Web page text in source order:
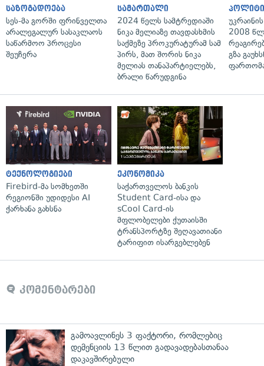
საზოგადოება
სეს-მა გორში ფრინველთა
არალეგალურ სასაკლაოს
საწარმოო პროცესი
შეუჩერა
სამართალი
2024 წელს სამტრედიაში
ნიკა მელიაზე თავდასხმის
საქმეზე პროკურატურამ სამ
პირს, მათ შორის ნიკა
მელიას თანაპარტიელებს,
ბრალი წარუდგინა
2008
გზა
ტექნოლოგიები
Firebird-მა სომხეთში
რეგიონში უდიდესი AI
ქარხანა გახსნა
ეკონომიკა
საქართველოს ბანკის
Student Card-ისა და
sCool Card-ის
მფლობელები ქუთაისში
ტრანსპორტზე შეღავათიანი
ტარიფით ისარგებლებენ
კომენტარები
გამოავლინეს 3 ფაქტორი, რომლებიც
დემენციის 13 წლით გადავადებასთანაა
დაკავშირებული